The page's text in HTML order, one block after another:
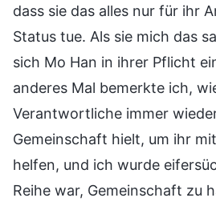
dass sie das alles nur für ihr
Status tue. Als sie mich das
sich Mo Han in ihrer Pflicht
anderes Mal bemerkte ich,
Verantwortliche immer
Gemeinschaft hielt, um ihr
helfen, und ich wurde
Reihe war, Gemeinschaft zu